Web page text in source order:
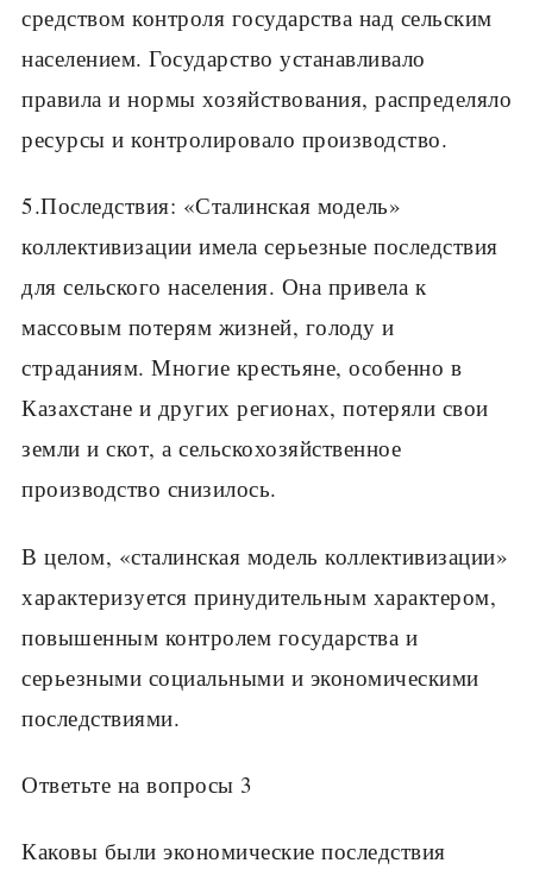
средством контроля государства над сельским
населением. Государство устанавливало
правила и нормы хозяйствования, распределяло
ресурсы и контролировало производство.
5.Последствия: «Сталинская модель»
коллективизации имела серьезные последствия
для сельского населения. Она привела к
массовым потерям жизней, голоду и
страданиям. Многие крестьяне, особенно в
Казахстане и других регионах, потеряли свои
земли и скот, а сельскохозяйственное
производство снизилось.
В целом, «сталинская модель коллективизации»
характеризуется принудительным характером,
повышенным контролем государства и
серьезными социальными и экономическими
последствиями.
Ответьте на вопросы 3
Каковы были экономические последствия